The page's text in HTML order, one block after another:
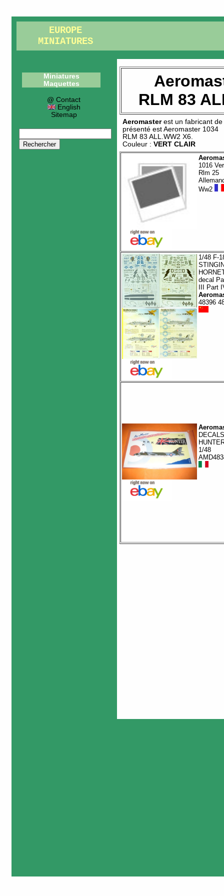
EUROPE
MINIATURES
Miniatures
Maquettes
@ Contact
English
Sitemap
RLM 83
Aeromasterest un fabricant
présenté estAeromaster 1034
RLM 83 ALL.WW2 X6
Couleur :VERT CLAIR
1016
Rlm 25
Ww2
1/48 F-
decal
III Part
48396
DECALS
1/48